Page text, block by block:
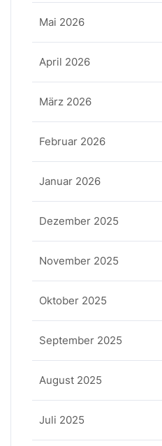
Mai 2026
April 2026
März 2026
Februar 2026
Januar 2026
Dezember 2025
November 2025
Oktober 2025
September 2025
August 2025
Juli 2025